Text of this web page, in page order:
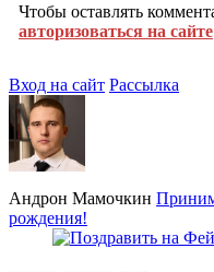
Чтобы оставлять
авторизоваться на сайте
Вход на сайт Рассылка
Андрон Мамочкин
рождения!